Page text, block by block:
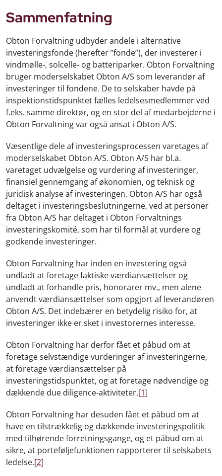
Sammenfatning
Obton Forvaltning udbyder andele i alternative
investeringsfonde (herefter ”fonde”), der investerer i
vindmølle-, solcelle- og batteriparker. Obton Forvaltning
bruger moderselskabet Obton A/S som leverandør af
investeringer til fondene. De to selskaber havde på
inspektionstidspunktet fælles ledelsesmedlemmer ved
f.eks. samme direktør, og en stor del af medarbejderne i
Obton Forvaltning var også ansat i Obton A/S.
Væsentlige dele af investeringsprocessen varetages af
moderselskabet Obton A/S. Obton A/S har bl.a.
varetaget udvælgelse og vurdering af investeringer,
finansiel gennemgang af økonomien, og teknisk og
juridisk analyse af investeringen. Obton A/S har også
deltaget i investeringsbeslutningerne, ved at personer
fra Obton A/S har deltaget i Obton Forvaltnings
investeringskomité, som har til formål at vurdere og
godkende investeringer.
Obton Forvaltning har inden en investering også
undladt at foretage faktiske værdiansættelser og
undladt at forhandle pris, honorarer mv., men alene
anvendt værdiansættelser som opgjort af leverandøren
Obton A/S. Det indebærer en betydelig risiko for, at
investeringer ikke er sket i investorernes interesse.
Obton Forvaltning har derfor fået et påbud om at
foretage selvstændige vurderinger af investeringerne,
at foretage værdiansættelser på
investeringstidspunktet, og at foretage nødvendige og
dækkende due diligence-aktiviteter.[1]
Obton Forvaltning har desuden fået et påbud om at
have en tilstrækkelig og dækkende investeringspolitik
med tilhørende forretningsgange, og et påbud om at
sikre, at porteføljefunktionen rapporterer til selskabets
ledelse.[2]